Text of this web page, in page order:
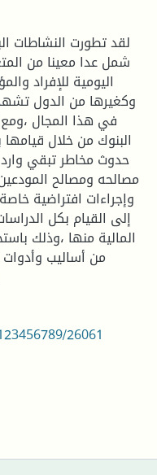
لقد تطورت النشاطات
شمل عدا معينا من
اليومية للإفراد
وكغيرها من الدول
في هذا المجال
البنوك من خلال
حدوث مخاطر تبقي
مصالحه ومصالح
وإجراءات افتراضية
إلى القيام بكل
المالية منها ،وذلك
من أساليب
26061